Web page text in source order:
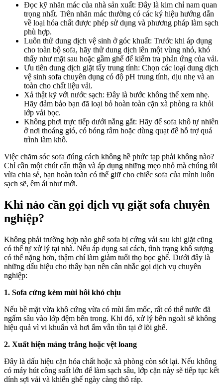
Đọc kỹ nhãn mác của nhà sản xuất: Đây là kim chỉ nam quan
trọng nhất. Trên nhãn mác thường có các ký hiệu hướng dẫn
về loại hóa chất được phép sử dụng và phương pháp làm sạch
phù hợp.
Luôn thử dung dịch vệ sinh ở góc khuất: Trước khi áp dụng
cho toàn bộ sofa, hãy thử dung dịch lên một vùng nhỏ, khó
thấy như mặt sau hoặc gầm ghế để kiểm tra phản ứng của vải.
Ưu tiên dung dịch giặt tẩy trung tính: Chọn các loại dung dịch
vệ sinh sofa chuyên dụng có độ pH trung tính, dịu nhẹ và an
toàn cho chất liệu vải.
Xả thật kỹ với nước sạch: Đây là bước không thể xem nhẹ.
Hãy đảm bảo bạn đã loại bỏ hoàn toàn cặn xà phòng ra khỏi
lớp vải bọc.
Không phơi trực tiếp dưới nắng gắt: Hãy để sofa khô tự nhiên
ở nơi thoáng gió, có bóng râm hoặc dùng quạt để hỗ trợ quá
trình làm khô.
Việc chăm sóc sofa đúng cách không hề phức tạp phải không nào?
Chỉ cần một chút cẩn thận và áp dụng những mẹo nhỏ mà chúng tôi
vừa chia sẻ, bạn hoàn toàn có thể giữ cho chiếc sofa của mình luôn
sạch sẽ, êm ái như mới.
Khi nào cần gọi dịch vụ giặt sofa chuyên
nghiệp?
Không phải trường hợp nào ghế sofa bị cứng vải sau khi giặt cũng
có thể tự xử lý tại nhà. Nếu áp dụng sai cách, tình trạng khô sượng
có thể nặng hơn, thậm chí làm giảm tuổi thọ bọc ghế. Dưới đây là
những dấu hiệu cho thấy bạn nên cân nhắc gọi dịch vụ chuyên
nghiệp:
1. Sofa cứng kèm mùi hôi khó chịu
Nếu bề mặt vừa khô cứng vừa có mùi ẩm mốc, rất có thể nước đã
ngấm sâu vào lớp đệm bên trong. Khi đó, xử lý bên ngoài sẽ không
hiệu quả vì vi khuẩn và hơi ẩm vẫn tồn tại ở lõi ghế.
2. Xuất hiện mảng trắng hoặc vệt loang
Đây là dấu hiệu cặn hóa chất hoặc xà phòng còn sót lại. Nếu không
có máy hút công suất lớn để làm sạch sâu, lớp cặn này sẽ tiếp tục kết
dính sợi vải và khiến ghế ngày càng thô ráp.